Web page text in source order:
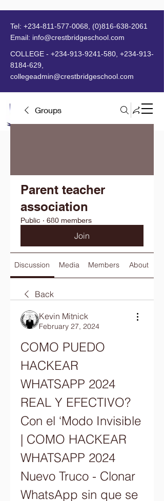
MENU
Tel: +234-811-577-0068
(0)816-638-2061
Email: info@crestbridgeschool.com
COLLEGE - +234-913-9241-580 +234-913-
8184-629
collegeadmin@crestbridgeschool.com
Groups
Parent teacher
association
Public · 680 members
Join
Discussion Media Members About
Back
Kevin Mitnick
February 27, 2024
COMO PUEDO
HACKEAR
WHATSAPP 2024
REAL Y EFECTIVO?
Con el ‘Modo Invisible
| COMO HACKEAR
WHATSAPP 2024
Nuevo Truco - Clonar
WhatsApp sin que se